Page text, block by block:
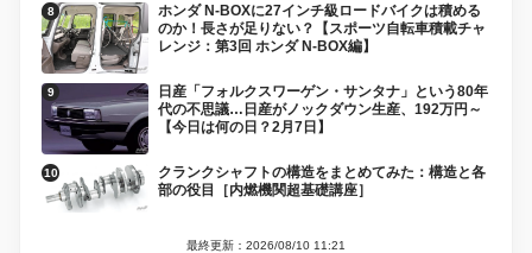
ホンダ N-BOXに27インチ級ロードバイクは積める
のか！長さが足りない？【スポーツ自転車積載チャ
レンジ：第3回 ホンダ N-BOX編】
日産「フォルクスワーゲン・サンタナ」という80年
代の不思議…日産がノックダウン生産、192万円～
【今日は何の日？2月7日】
クランクシャフトの構造をまとめてみた：構造と各
部の役目［内燃機関超基礎講座］
最終更新：2026/08/10 11:21